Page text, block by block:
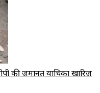
की जमानत याचिका खारिज